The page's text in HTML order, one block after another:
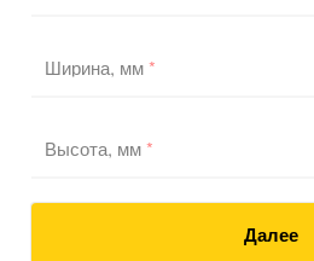
Ширина, мм*
Высота, мм*
Далее